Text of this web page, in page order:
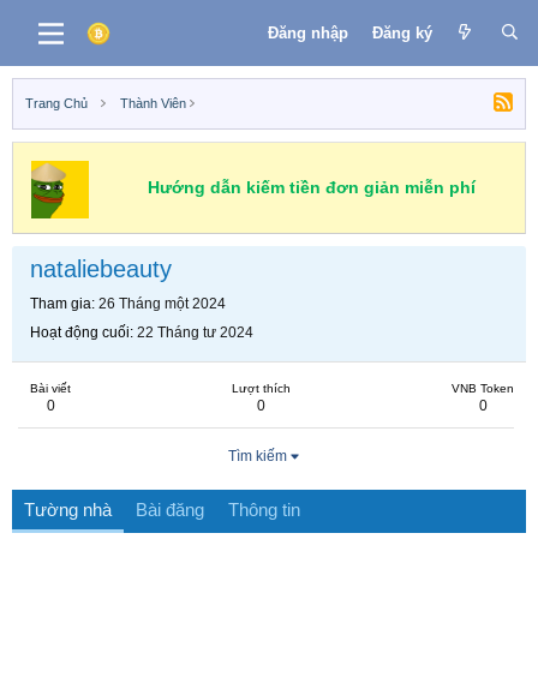
Đăng nhập Đăng ký
Trang Chủ Thành Viên
Hướng dẫn kiếm tiền đơn giản miễn phí
nataliebeauty
Tham gia 26 Tháng một 2024
Hoạt động cuối 22 Tháng tư 2024
Bài viết
0
Lượt thích
0
VNB Token
0
Tìm kiếm
Tường nhà Bài đăng Thông tin